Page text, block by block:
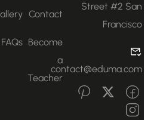
Street #2 San
Francisco
contact@eduma.com
Contact
Become
Teacher
Gallery
FAQs